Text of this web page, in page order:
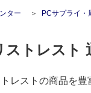
ター PCサプライ・
ストレスト
レストの商品を豊